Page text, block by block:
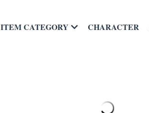
ITEM CATEGORY CHARACTER